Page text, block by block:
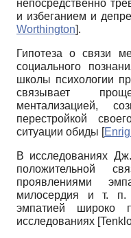
непосредственно
и избеганием и
Worthington].
Гипотеза о связи
социального
школы психологии
связывает
ментализацией,
перестройкой
ситуации обиды [
В исследованиях
положительной
проявлениями
милосердия и т.
эмпатией широко
исследованиях [